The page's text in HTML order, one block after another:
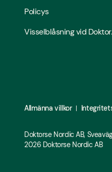
Policys
Visselblåsning vid
Allmänna villkor
Doktorse Nordic AB,
2026 Doktorse Nordic AB